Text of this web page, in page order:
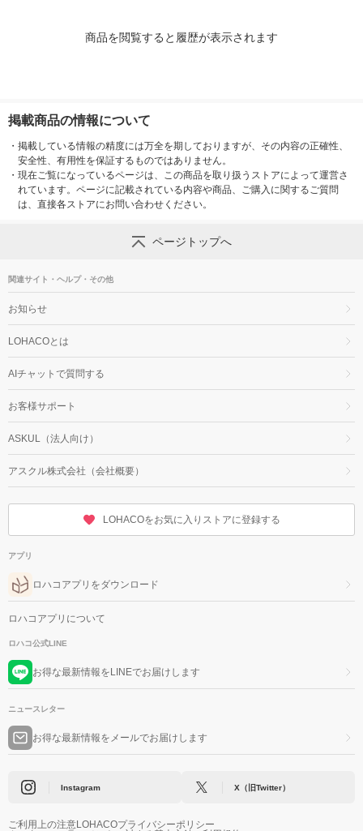
商品を閲覧すると履歴が表示されます
掲載商品の情報について
・ 掲載している情報の精度には万全を期しておりますが、その内容の正確性、
安全性、有用性を保証するものではありません。
・ 現在ご覧になっているページは、この商品を取り扱うストアによって運営さ
れています。ページに記載されている内容や商品、ご購入に関するご質問
は、直接各ストアにお問い合わせください。
ページトップへ
関連サイト・ヘルプ・その他
お知らせ
LOHACOとは
AIチャットで質問する
お客様サポート
ASKUL（法人向け）
アスクル株式会社（会社概要）
LOHACOをお気に入りストアに登録する
アプリ
ロハコアプリをダウンロード
ロハコアプリについて
ロハコ公式LINE
お得な最新情報をLINEでお届けします
ニュースレター
お得な最新情報をメールでお届けします
Instagram X（旧Twitter）
ご利用上の注意LOHACOプライバシーポリシー